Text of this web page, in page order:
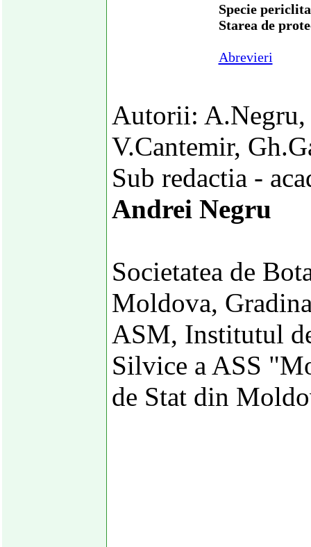
Specie
Starea de
Abrevieri
Autorii: A.Negru,
V.Cantemir,
Sub redactia -
Andrei Negru
Societatea de
Moldova,
ASM, Institutul
Silvice a ASS
de Stat din